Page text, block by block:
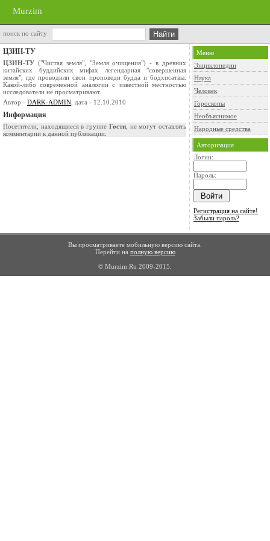
Murzim
поиск по сайту
ЦЗИН-ТУ
ЦЗИН-ТУ ("Чистая земля", "Земля очищения") - в древних
китайских буддийских мифах легендарная "совершенная
земля", где проводили свои проповеди будда и бодхисатвы.
Какой-либо современной аналогии с известной местностью
исследователи не просматривают.
Автор - DARK-ADMIN , дата - 12.10.2010
Информация
Посетители, находящиеся в группе Гости, не могут оставлять
комментарии к данной публикации.
Меню
Энциклопедии
Наука
Человек
Гороскопы
Необъяснимое
Народные средства
Авторизация
Логин:
Пароль:
Регистрация на сайте!
Забыли пароль?
Вы просматриваете мобильную версию сайта.
Перейти на полную версию
© Murzim.Ru 2009-2015.